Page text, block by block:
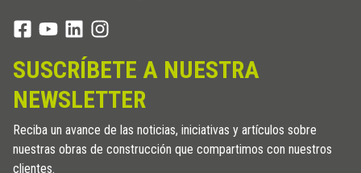
SUSCRÍBETE A NUESTRA
NEWSLETTER
Reciba un avance de las noticias, iniciativas y artículos sobre
nuestras obras de construcción que compartimos con nuestros
clientes.